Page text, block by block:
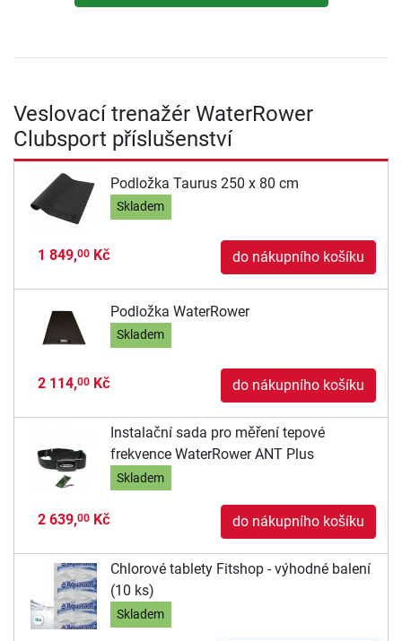
Veslovací trenažér WaterRower
Clubsport příslušenství
Podložka Taurus 250 x 80 cm
Skladem
1 849,00Kč do nákupního košíku
Podložka WaterRower
Skladem
2 114,00Kč do nákupního košíku
Instalační sada pro měření tepové
frekvence WaterRower ANT Plus
Skladem
2 639,00Kč do nákupního košíku
Chlorové tablety Fitshop - výhodné balení
(10 ks)
Skladem